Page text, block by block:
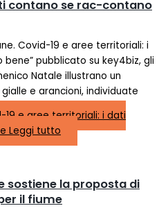
contano se rac-contano
Covid-19 e aree territoriali: i
pubblicato su key4biz, gli
Natale illustrano un
e arancioni, individuate
19 e aree territoriali: i dati
Leggi tutto
sostiene la proposta di
il fiume